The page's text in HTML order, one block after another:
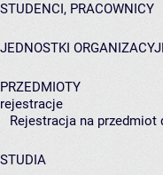
STUDENCI, PRACOWNICY
JEDNOSTKI
PRZEDMIOTY
rejestracje
Rejestracja na przedmiot
STUDIA